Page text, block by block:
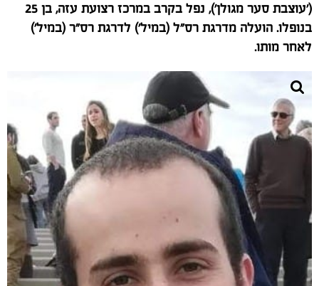
('עוצבת סער מגולן'), נפל בקרב במרכז רצועת עזה, בן 25
בנופלו. הועלה מדרגת רס"ל (במיל') לדרגת רס"ר (במיל')
לאחר מותו.